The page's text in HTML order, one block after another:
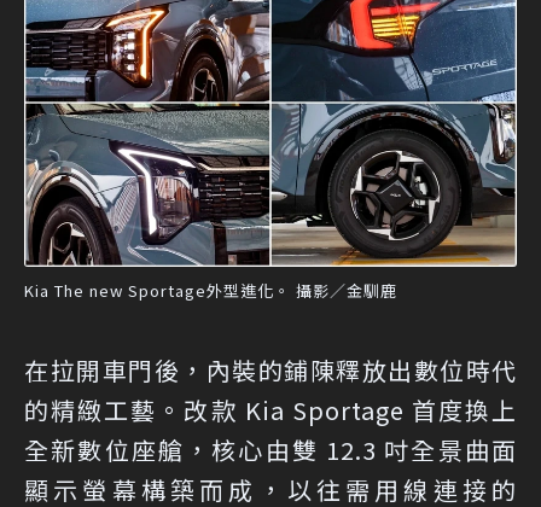
Kia The new Sportage外型進化。 攝影／金馴鹿
在拉開車門後，內裝的鋪陳釋放出數位時代
的精緻工藝。改款 Kia Sportage 首度換上
全新數位座艙，核心由雙 12.3 吋全景曲面
顯示螢幕構築而成，以往需用線連接的